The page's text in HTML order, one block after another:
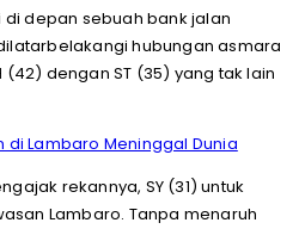
depan sebuah bank jalan
hubungan asmara
dengan ST (35) yang tak lain
Lambaro Meninggal Dunia
rekannya, SY (31) untuk
Lambaro. Tanpa menaruh